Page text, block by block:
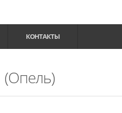
КОНТАКТЫ
(Опель)